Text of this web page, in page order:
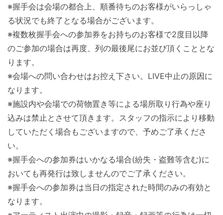
※握手会は会場の都合上、順番待ちのお客様がいらっしゃ
る状況でも終了となる場合がございます。
※複数枚握手会への参加券をお持ちのお客様で2度目以降
のご参加の場合は再度、列の最後尾にお並び頂くこととな
ります。
※会場への問い合わせはお控え下さい。LIVE中止の原因に
なります。
※施設内や会場での荷物置き等による場所取り行為や座り
込みは禁止とさせて頂きます。スタッフの指示により移動
していただく場合もございますので、予めご了承くださ
い。
※握手会への参加券はいかなる場合(紛失・盗難等含む)に
おいても再発行は致しませんのでご了承ください。
※握手会への参加券は当日の指定された時間のみの有効と
なります。